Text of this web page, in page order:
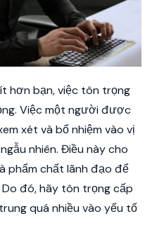
hơn bạn, việc tôn trọng
Việc một người được
xét và bổ nhiệm vào vị
nhiên. Điều này cho
phẩm chất lãnh đạo để
đó, hãy tôn trọng cấp
quá nhiều vào yếu tố